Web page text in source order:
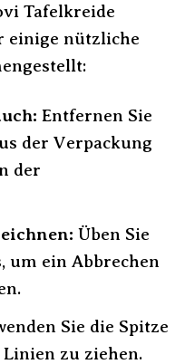
Tafelkreide
einige nützliche
Entfernen Sie
der Verpackung
der
Üben Sie
um ein Abbrechen
Sie die Spitze
zu ziehen.